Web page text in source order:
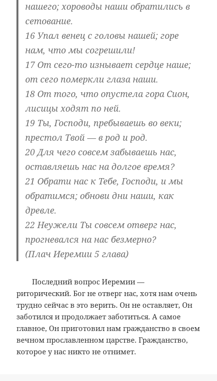
нашего; хороводы наши обратились в
сетование.
16 Упал венец с головы нашей; горе
нам, что мы согрешили!
17 От сего-то изнывает сердце наше;
от сего померкли глаза наши.
18 От того, что опустела гора Сион,
лисицы ходят по ней.
19 Ты, Господи, пребываешь во веки;
престол Твой — в род и род.
20 Для чего совсем забываешь нас,
оставляешь нас на долгое время?
21 Обрати нас к Тебе, Господи, и мы
обратимся; обнови дни наши, как
древле.
22 Неужели Ты совсем отверг нас,
прогневался на нас безмерно?
(Плач Иеремии 5 глава)
Последний вопрос Иеремии —
риторический. Бог не отверг нас, хотя нам очень
трудно сейчас в это верить. Он не оставляет, Он
заботился и продолжает заботиться. А самое
главное, Он приготовил нам гражданство в своем
вечном прославленном царстве. Гражданство,
которое у нас никто не отнимет.